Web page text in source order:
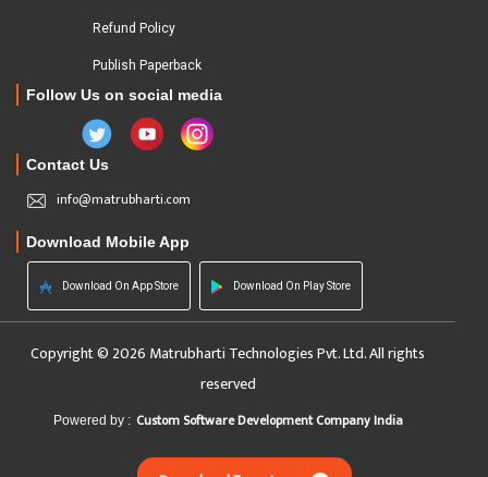
Refund Policy
Publish Paperback
Follow Us on social media
Contact Us
info@matrubharti.com
Download Mobile App
Download On App Store Download On Play Store
Copyright © 2026 Matrubharti Technologies Pvt. Ltd. All rights
reserved
Powered by : Custom Software Development Company India